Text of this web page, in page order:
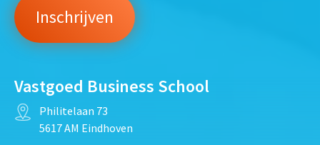
Vastgoed Business School
Philitelaan 73
5617 AM Eindhoven